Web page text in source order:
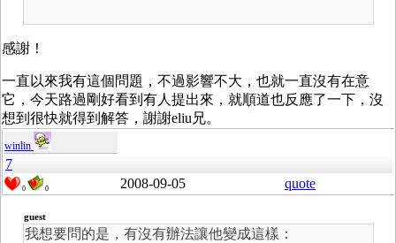
感謝！
一直以來我有這個問題，不過影響不大，也就一直沒有在意
它，今天路過剛好看到有人提出來，就順道也反應了一下，沒
想到很快就得到解答，謝謝eliu兄。
winlin
7
0 0 2008-09-05 quote
guest
我想要問的是，有沒有辦法讓他變成這樣：